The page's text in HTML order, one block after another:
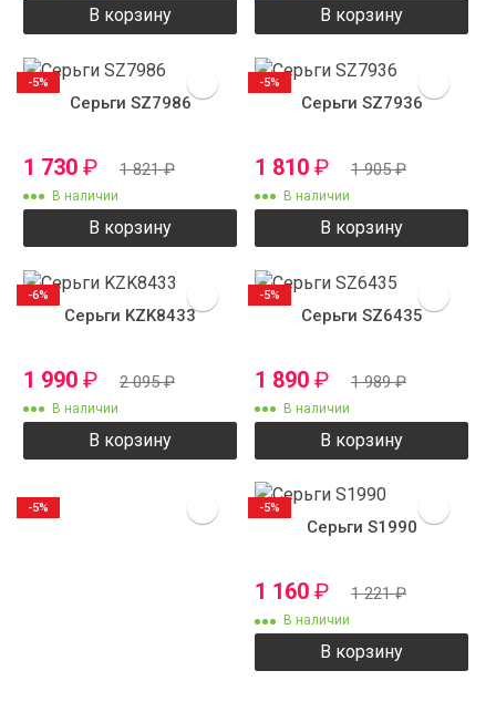
В корзину В корзину
Серьги SZ7986
1 730 ₽ 1 821₽
В наличии
В корзину
-5%
Серьги SZ7936
1 810 ₽ 1 905₽
В наличии
В корзину
-5%
Серьги KZK8433
1 990 ₽ 2 095₽
В наличии
В корзину
-6%
Серьги SZ6435
1 890 ₽ 1 989₽
В наличии
В корзину
-5%
-5%
Серьги S1990
1 160 ₽ 1 221₽
В наличии
В корзину
-5%